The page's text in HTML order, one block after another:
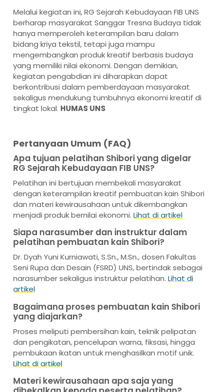
Melalui kegiatan ini, RG Sejarah Kebudayaan FIB UNS
berharap masyarakat Sanggar Tresna Budaya tidak
hanya memperoleh keterampilan baru dalam
bidang kriya tekstil, tetapi juga mampu
mengembangkan produk kreatif berbasis budaya
yang memiliki nilai ekonomi. Dengan demikian,
kegiatan pengabdian ini diharapkan dapat
berkontribusi dalam pemberdayaan masyarakat
sekaligus mendukung tumbuhnya ekonomi kreatif di
tingkat lokal. HUMAS UNS
Pertanyaan Umum (FAQ)
Apa tujuan pelatihan Shibori yang digelar
RG Sejarah Kebudayaan FIB UNS?
Pelatihan ini bertujuan membekali masyarakat
dengan keterampilan kreatif pembuatan kain Shibori
dan materi kewirausahaan untuk dikembangkan
menjadi produk bernilai ekonomi. Lihat di artikel
Siapa narasumber dan instruktur dalam
pelatihan pembuatan kain Shibori?
Dr. Dyah Yuni Kurniawati, S.Sn., M.Sn., dosen Fakultas
Seni Rupa dan Desain (FSRD) UNS, bertindak sebagai
narasumber sekaligus instruktur pelatihan. Lihat di
artikel
Bagaimana proses pembuatan kain Shibori
yang diajarkan?
Proses meliputi pembersihan kain, teknik pelipatan
dan pengikatan, pencelupan warna, fiksasi, hingga
pembukaan ikatan untuk menghasilkan motif unik.
Lihat di artikel
Materi kewirausahaan apa saja yang